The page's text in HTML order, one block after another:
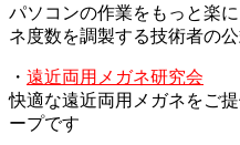
パソコンの作業をもっと楽
ネ度数を調製する技術者の
・ 遠近両用メガネ研究会
快適な遠近両用メガネをご
ープです